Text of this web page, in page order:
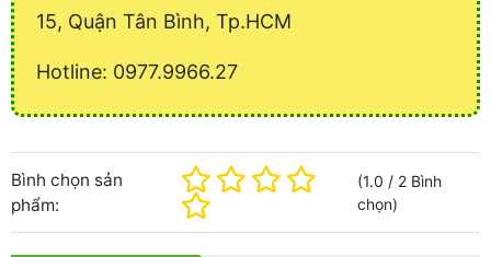
15, Quận Tân Bình, Tp.HCM
Hotline: 0977.9966.27
Bình chọn sản
phẩm:
(1.0 / 2 Bình
chọn)